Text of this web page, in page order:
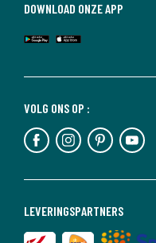
LEVERINGSPARTNERS
VOLG ONS OP :
DOWNLOAD ONZE APP